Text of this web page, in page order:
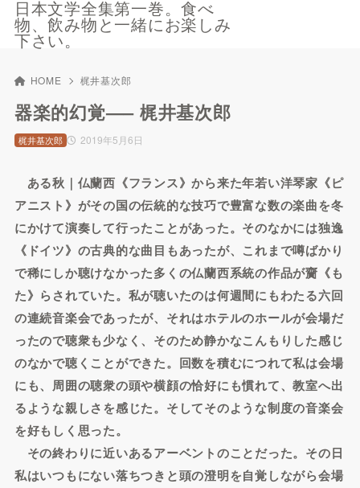
日本文学全集第一巻。食べ
物、飲み物と一緒にお楽しみ
下さい。
HOME 梶井基次郎
器楽的幻覚—– 梶井基次郎
2019年5月6日
梶井基次郎
ある秋｜仏蘭西《フランス》から来た年若い洋琴家《ピ
アニスト》がその国の伝統的な技巧で豊富な数の楽曲を冬
にかけて演奏して行ったことがあった。そのなかには独逸
《ドイツ》の古典的な曲目もあったが、これまで噂ばかり
で稀にしか聴けなかった多くの仏蘭西系統の作品が齎《も
た》らされていた。私が聴いたのは何週間にもわたる六回
の連続音楽会であったが、それはホテルのホールが会場だ
ったので聴衆も少なく、そのため静かなこんもりした感じ
のなかで聴くことができた。回数を積むにつれて私は会場
にも、周囲の聴衆の頭や横顔の恰好にも慣れて、教室へ出
るような親しさを感じた。そしてそのような制度の音楽会
を好もしく思った。
その終わりに近いあるアーベントのことだった。その日
私はいつもにない落ちつきと頭の澄明を自覚しながら会場